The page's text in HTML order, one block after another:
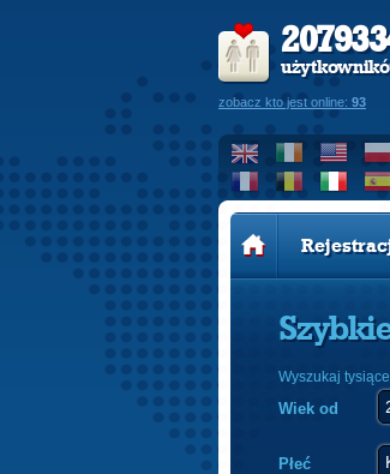
zobacz kto jest online: 93
Wyszukaj
Wiek od
Płeć